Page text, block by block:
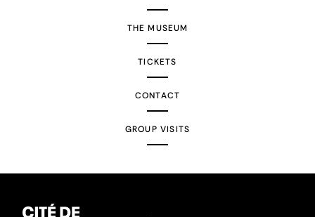
THE MUSEUM
TICKETS
CONTACT
GROUP VISITS